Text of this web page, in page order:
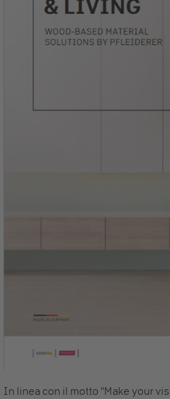
In linea con il motto "Make your